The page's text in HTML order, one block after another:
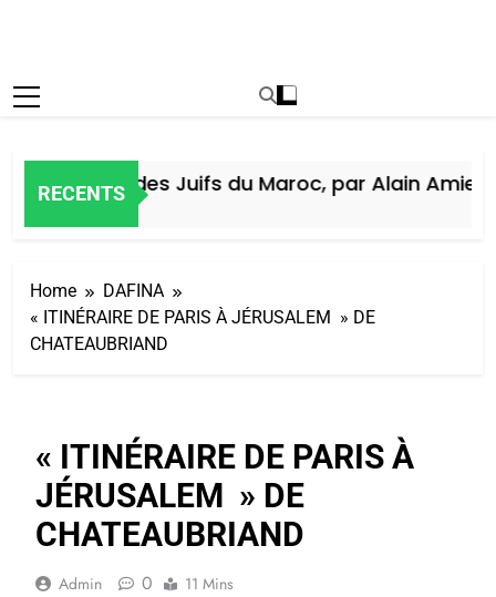
RECENTS
Histoire des Juifs du Maroc, par Alain Amiel
Home
DAFINA
« ITINÉRAIRE DE PARIS À JÉRUSALEM » DE
CHATEAUBRIAND
« ITINÉRAIRE DE PARIS À
JÉRUSALEM » DE
CHATEAUBRIAND
Admin 0 11 Mins